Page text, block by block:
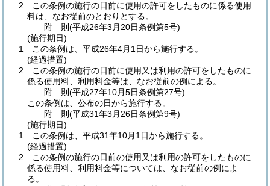
2
この条例の施行の日前に使用の許可をしたものに係る使用
料は、なお従前のとおりとする。
附 則(平成26年3月20日条例第5号)
(施行期日)
1
この条例は、平成26年4月1日から施行する。
(経過措置)
2
この条例の施行の日前に使用又は利用の許可をしたものに
係る使用料、利用料金等は、なお従前の例による。
附 則(平成27年10月5日条例第27号)
この条例は、公布の日から施行する。
附 則(平成31年3月26日条例第9号)
(施行期日)
1
この条例は、平成31年10月1日から施行する。
(経過措置)
2
この条例の施行の日前の使用又は利用の許可をしたものに
係る使用料、利用料金等については、なお従前の例によ
る。